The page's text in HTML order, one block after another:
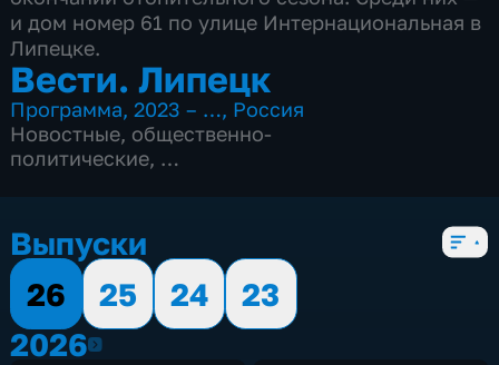
и дом номер 61 по улице Интернациональная в
Липецке.
Вести. Липецк
Программа,2023 – …, Россия
Новостные, общественно-
политические,
Выпуски
26
25 24
23
20262026